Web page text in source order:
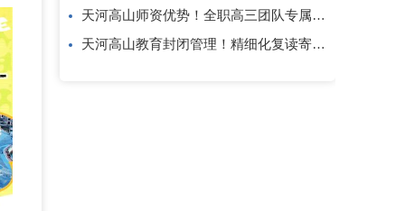
天河高山师资优势！全职高三团队专属复读教研
天河高山教育封闭管理！精细化复读寄宿教学模式